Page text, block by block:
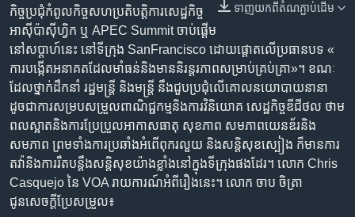
កាន់​
ទំព័រ​
ស្វែង​
រក
ភាសា
ទាញ​យក​ពី​តំណភ្ជាប់​ដើម
កិច្ចប្រជុំកំពូល​​​កិច្ចសហប្រតិបត្តិការ​សេដ្ឋកិច្ច​
អាស៊ីប៉ាស៊ីហ្វិក ឬ APEC Summit ចាប់​ផ្តើម​
នៅ​សប្តាហ៍នេះ នៅ​ទីក្រុង​ SanFrancisco ដោយ​ផ្តោត​លើ​ប្រធានបទ «​
ការ​បង្កើតអនាគតដែល​មាំ​ធន់​និង​មាន​និរន្តរភាព​សម្រាប់​គ្រប់​គ្រា»។ ខណៈ​
ដែល​ថ្នាក់ដឹកនាំ រដ្ឋមន្ត្រី និងមន្ត្រី នឹង​ជួប​ប្រជុំ​លើ​គោលនយោបាយ​នានា
ដូចជា​ការសម្របសម្រួល​ពាណិជ្ជកម្ម​និងការវិនិយោគ សេដ្ឋកិច្ចឌីជីថល ថាម​
ពលស្អាត​និង​ការ​ប្រែប្រួល​អាកាសធាតុ សុខភាព សមភាពយេនឌ័រ​និង
សមភាព ព្រម​ទាំង​ការប្រឆាំងអំពើពុករលួយ និង​សន្តិសុខ​ស្បៀង ក៏​មាន​ការ​
តវ៉ា​និងការ​រឹត​បន្តឹង​សន្តិសុខ​យ៉ាង​ខ្លាំង​នៅ​ក្នុង​ទីក្រុង​ផងដែរ។ លោក Chris
Casquejo នៃ​ VOA រាយការណ៍​អំពី​រឿងនេះ។ លោក ចាប ចិត្រា
ជូនសេចក្តី​ប្រែសម្រួល៖